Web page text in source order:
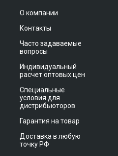
О компании
Контакты
Часто задаваемые
вопросы
Индивидуальный
расчет оптовых цен
Специальные
условия для
дистрибьюторов
Гарантия на товар
Доставка в любую
точку РФ